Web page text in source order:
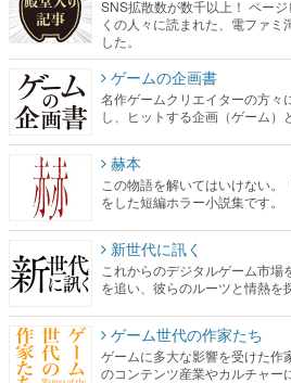
SNS拡散数が数千以上！ ペー
くの人々に読まれた、電ファミ
した。
ゲームの企画書
名作ゲームクリエイターの方々
し、ヒットする企画（ゲーム）
赫本
この物語を解いてはいけない
をした短編ホラー小説集です。
新世代に訊く
これからのデジタルゲーム市
を追い、彼らのルーツと情熱を
ゲーム世代の作家たち
ゲームに多大な影響を受けた作
のコンテンツ産業やカルチャー